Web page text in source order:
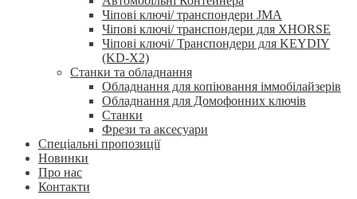
Чіпові ключі/ транспондери JMA
Чіпові ключі/ транспондери для XHORSE
Чіпові ключі/ Транспондери для KEYDIY
(KD-X2)
Станки та обладнання
Обладнання для копіювання іммобілайзерів
Обладнання для Домофонних ключів
Станки
Фрези та аксесуари
Спеціальні пропозиції
Новинки
Про нас
Контакти